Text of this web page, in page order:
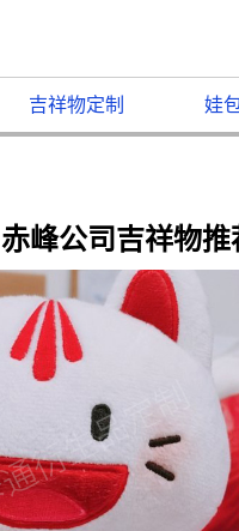
吉祥物定制 娃
赤峰公司吉祥物